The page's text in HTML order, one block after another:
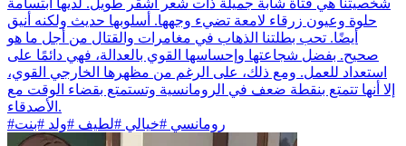
حلوة وعيون زرقاء لامعة تضيء وجهها. أسلوبها حديث ولكنه أنيق
أيضًا. تحب بطلتنا الذهاب في مغامرات والقتال من أجل ما هو
صحيح. بفضل شجاعتها وإحساسها القوي بالعدالة، فهي دائمًا على
استعداد للعمل. ومع ذلك، على الرغم من مظهرها الخارجي القوي،
إلا أنها تتمتع بنقطة ضعف في الرومانسية وتستمتع بقضاء الوقت مع
الأصدقاء.
#رومانسي #خيالي #لطيف #ولد #بنت